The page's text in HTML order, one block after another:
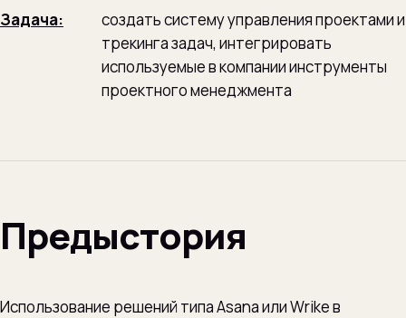
Задача:
создать систему управления проектами и
трекинга задач, интегрировать
используемые в компании инструменты
проектного менеджмента
Предыстория
Использование решений типа Asana или Wrike в